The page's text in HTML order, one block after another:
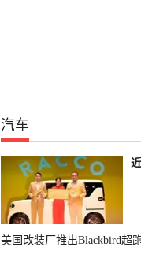
汽车
美国改装厂推出Blackbird超